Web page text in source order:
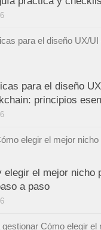
para el diseño
principios
elegir el mejor nicho
a paso